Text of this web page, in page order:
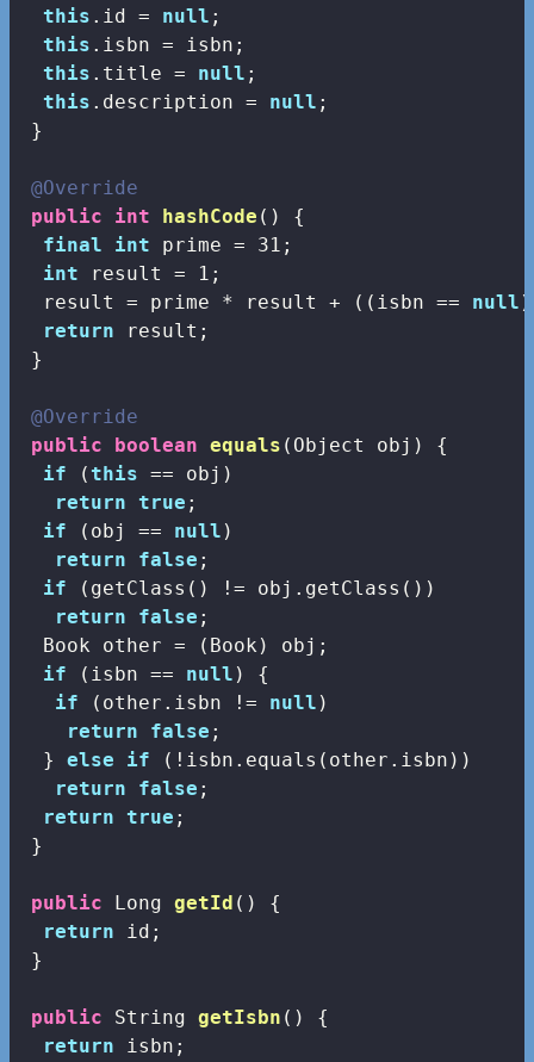
this .id = null ;
this .isbn = isbn;
this .title = null ;
this .description = null ;
}
@Override
public
int hashCode ()
{
final
int prime = 31 ;
int result = 1 ;
  result = prime * result + ((isbn ==
null
return result;
}
@Override
public
boolean equals (Object obj)
{
if (this == obj)
return true ;
if (obj == null )
return
false ;
if (getClass() != obj.getClass())
return
false ;
  Book other = (Book) obj;
if (isbn == null ) {
if (other.isbn != null )
return
false ;
  }
else if (!isbn.equals(other.isbn))
return
false ;
return true ;
}
public Long getId ()
{
return id;
}
public String getIsbn ()
{
return isbn;